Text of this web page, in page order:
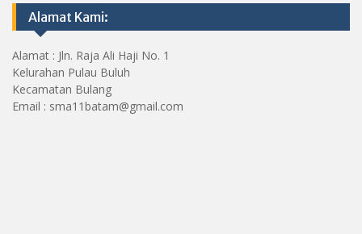
Alamat Kami:
Alamat : Jln. Raja Ali Haji No. 1
Kelurahan Pulau Buluh
Kecamatan Bulang
Email : sma11batam@gmail.com